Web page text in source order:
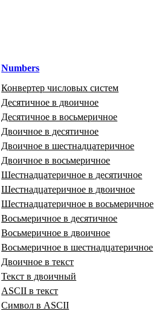
Numbers
Конвертер числовых систем
Десятичное в двоичное
Десятичное в восьмеричное
Двоичное в десятичное
Двоичное в шестнадцатеричное
Двоичное в восьмеричное
Шестнадцатеричное в десятичное
Шестнадцатеричное в двоичное
Шестнадцатеричное в восьмеричное
Восьмеричное в десятичное
Восьмеричное в двоичное
Восьмеричное в шестнадцатеричное
Двоичное в текст
Текст в двоичный
ASCII в текст
Символ в ASCII